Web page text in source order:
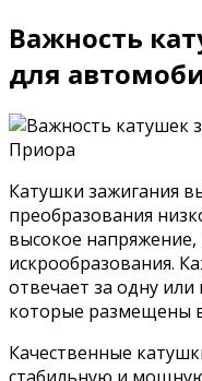
Важность
для
Катушки зажигания
преобразования
высокое
искрообразования.
отвечает за одну или
которые размещены
Качественные